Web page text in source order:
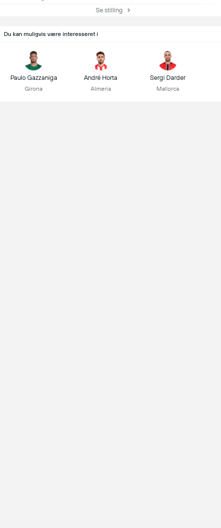
Se stilling
Du kan muligvis være interesseret i
Paulo Gazzaniga
Girona
André Horta
Almeria
Sergi Darder
Mallorca